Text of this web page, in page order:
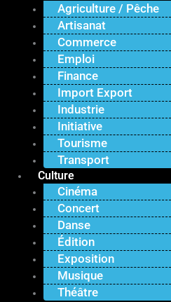
Agriculture / Pêche
Artisanat
Commerce
Emploi
Finance
Import Export
Industrie
Initiative
Tourisme
Transport
Culture
Cinéma
Concert
Danse
Édition
Exposition
Musique
Théâtre